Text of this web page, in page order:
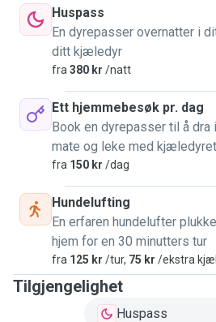
Huspass
En dyrepasser overnatter i
ditt kjæledyr
fra 380 kr /natt
Ett hjemmebesøk pr. dag
Book en dyrepasser til å dra
mate og leke med
fra 150 kr /dag
Hundelufting
En erfaren hundelufter
hjem for en 30 minutters tur
fra 125 kr /tur, 75 kr /ekstra
Tilgjengelighet
Huspass